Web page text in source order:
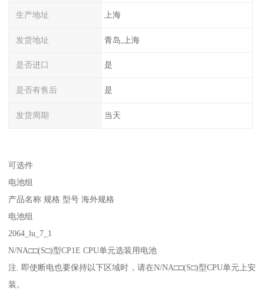
生产地址 上海
发货地址 青岛,上海
是否进口 是
是否有售后 是
发货周期 当天
可选件
电池组
产品名称 规格 型号 海外规格
电池组
2064_lu_7_1
N/NA□□(S□)型CP1E CPU单元选装用电池
注. 即使断电也要保持以下区域时，请在N/NA□□(S□)型CPU单元上安
装。